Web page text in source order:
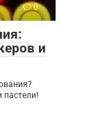
0
и
пастели!